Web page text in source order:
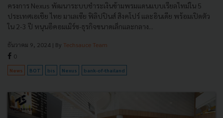
ครงการ Nexus พัฒนาระบบชำระเงินข้ามพรมแดนแบบเรียลไทม์ใน 5
ประเทศเอเชีย ไทย มาเลเซีย ฟิลิปปินส์ สิงคโปร์ และอินเดีย พร้อมเปิดตัว
ใน 2-3 ปี หนุนอีคอมเมิร์ซ-ธุรกิจขนาดเล็กและกลาง...
ธันวาคม 9, 2024 | By Techsauce Team
0
News BOT bis Nexus bank-of-thailand